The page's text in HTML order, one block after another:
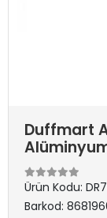
Duffmart
Ürün Kodu:
Barkod: